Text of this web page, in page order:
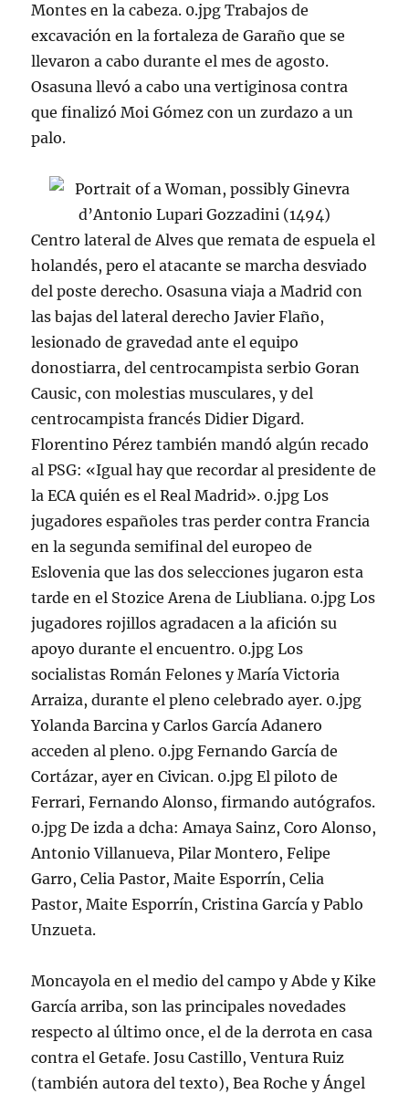
Montes en la cabeza. 0.jpg Trabajos de
excavación en la fortaleza de Garaño que se
llevaron a cabo durante el mes de agosto.
Osasuna llevó a cabo una vertiginosa contra
que finalizó Moi Gómez con un zurdazo a un
palo.
Centro lateral de Alves que remata de espuela el
holandés, pero el atacante se marcha desviado
del poste derecho. Osasuna viaja a Madrid con
las bajas del lateral derecho Javier Flaño,
lesionado de gravedad ante el equipo
donostiarra, del centrocampista serbio Goran
Causic, con molestias musculares, y del
centrocampista francés Didier Digard.
Florentino Pérez también mandó algún recado
al PSG: «Igual hay que recordar al presidente de
la ECA quién es el Real Madrid». 0.jpg Los
jugadores españoles tras perder contra Francia
en la segunda semifinal del europeo de
Eslovenia que las dos selecciones jugaron esta
tarde en el Stozice Arena de Liubliana. 0.jpg Los
jugadores rojillos agradacen a la afición su
apoyo durante el encuentro. 0.jpg Los
socialistas Román Felones y María Victoria
Arraiza, durante el pleno celebrado ayer. 0.jpg
Yolanda Barcina y Carlos García Adanero
acceden al pleno. 0.jpg Fernando García de
Cortázar, ayer en Civican. 0.jpg El piloto de
Ferrari, Fernando Alonso, firmando autógrafos.
0.jpg De izda a dcha: Amaya Sainz, Coro Alonso,
Antonio Villanueva, Pilar Montero, Felipe
Garro, Celia Pastor, Maite Esporrín, Celia
Pastor, Maite Esporrín, Cristina García y Pablo
Unzueta.
Moncayola en el medio del campo y Abde y Kike
García arriba, son las principales novedades
respecto al último once, el de la derrota en casa
contra el Getafe. Josu Castillo, Ventura Ruiz
(también autora del texto), Bea Roche y Ángel